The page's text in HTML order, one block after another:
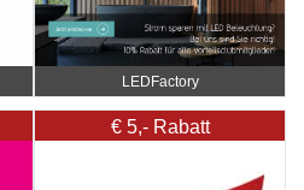
LEDFactory
€ 5,- Rabatt